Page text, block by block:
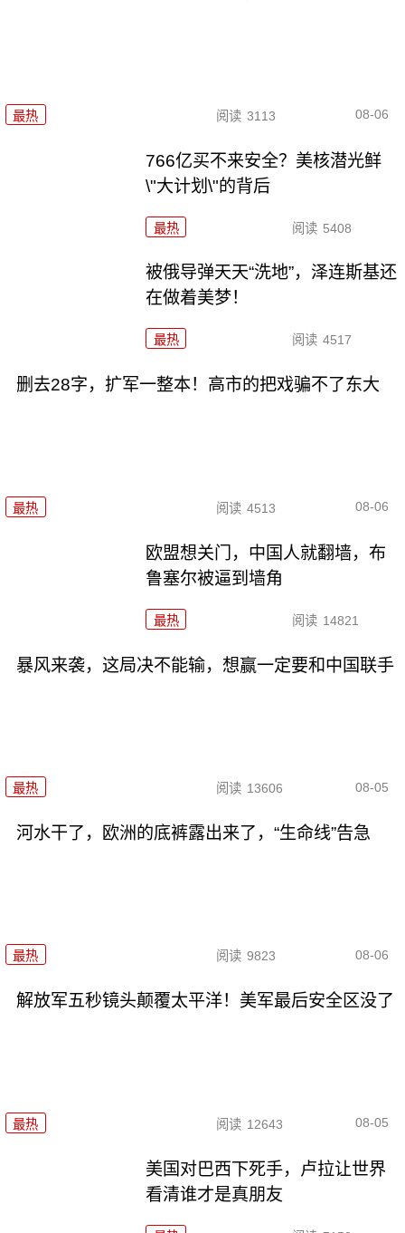
最热 阅读 3113 08-06
766亿买不来安全？美核潜光鲜
\"大计划\"的背后
最热 阅读 5408
被俄导弹天天“洗地”，泽连斯基还
在做着美梦！
最热 阅读 4517
删去28字，扩军一整本！高市的把戏骗不了东大
最热 阅读 4513 08-06
欧盟想关门，中国人就翻墙，布
鲁塞尔被逼到墙角
最热 阅读 14821
暴风来袭，这局决不能输，想赢一定要和中国联手
最热 阅读 13606 08-05
河水干了，欧洲的底裤露出来了，“生命线”告急
最热 阅读 9823 08-06
解放军五秒镜头颠覆太平洋！美军最后安全区没了
最热 阅读 12643 08-05
美国对巴西下死手，卢拉让世界
看清谁才是真朋友